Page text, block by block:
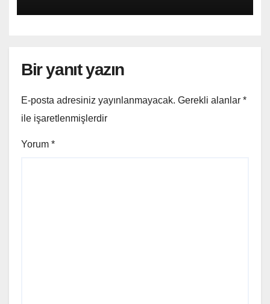
Bir yanıt yazın
E-posta adresiniz yayınlanmayacak. Gerekli alanlar *
ile işaretlenmişlerdir
Yorum *